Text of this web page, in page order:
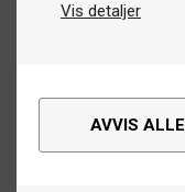
Vis detaljer
AVVIS ALLE